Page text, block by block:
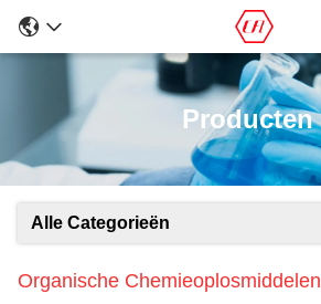
Producten
Alle Categorieën
Organische Chemieoplosmiddelen